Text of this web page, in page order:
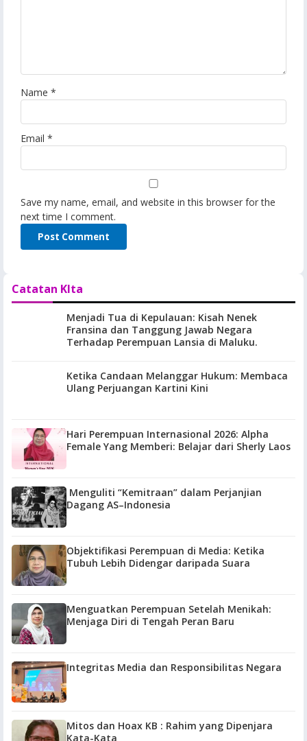
Name *
Email *
Save my name, email, and website in this browser for the
next time I comment.
Catatan KIta
Menjadi Tua di Kepulauan: Kisah Nenek
Fransina dan Tanggung Jawab Negara
Terhadap Perempuan Lansia di Maluku.
Ketika Candaan Melanggar Hukum: Membaca
Ulang Perjuangan Kartini Kini
Hari Perempuan Internasional 2026: Alpha
Female Yang Memberi: Belajar dari Sherly Laos
Menguliti “Kemitraan” dalam Perjanjian
Dagang AS–Indonesia
Objektifikasi Perempuan di Media: Ketika
Tubuh Lebih Didengar daripada Suara
Menguatkan Perempuan Setelah Menikah:
Menjaga Diri di Tengah Peran Baru
Integritas Media dan Responsibilitas Negara
Mitos dan Hoax KB : Rahim yang Dipenjara
Kata-Kata